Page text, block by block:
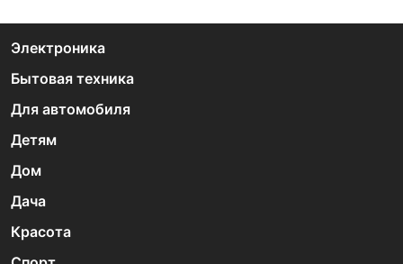
Электроника
Бытовая техника
Для автомобиля
Детям
Дом
Дача
Красота